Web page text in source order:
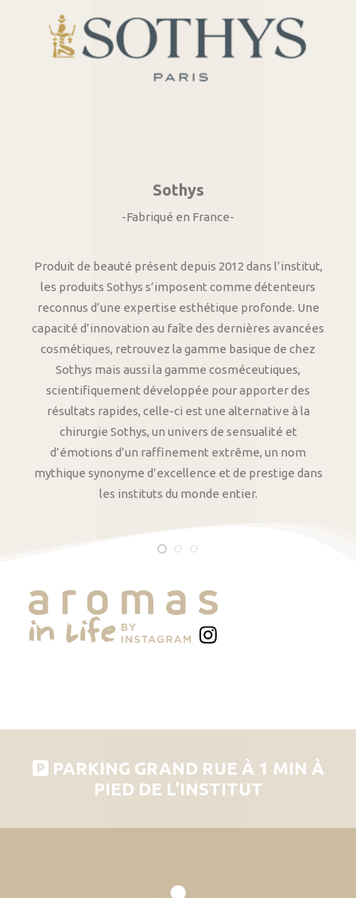
Sothys
-Fabriqué en France-
Produit de beauté présent depuis 2012 dans l’institut,
les produits Sothys s’imposent comme détenteurs
reconnus d’une expertise esthétique profonde. Une
capacité d’innovation au faîte des dernières avancées
cosmétiques, retrouvez la gamme basique de chez
Sothys mais aussi la gamme cosméceutiques,
scientifiquement développée pour apporter des
résultats rapides, celle-ci est une alternative à la
chirurgie Sothys, un univers de sensualité et
d’émotions d’un raffinement extrême, un nom
mythique synonyme d’excellence et de prestige dans
les instituts du monde entier.
PARKING GRAND RUE À 1 MIN À
PIED DE L’INSTITUT